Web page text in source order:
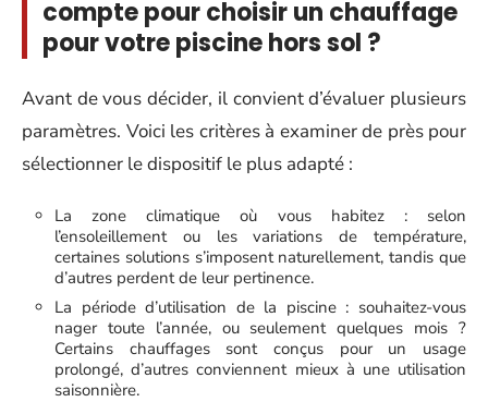
compte pour choisir un chauffage
pour votre piscine hors sol ?
Avant de vous décider, il convient d’évaluer plusieurs
paramètres. Voici les critères à examiner de près pour
sélectionner le dispositif le plus adapté :
La zone climatique où vous habitez : selon
l’ensoleillement ou les variations de température,
certaines solutions s’imposent naturellement, tandis que
d’autres perdent de leur pertinence.
La période d’utilisation de la piscine : souhaitez-vous
nager toute l’année, ou seulement quelques mois ?
Certains chauffages sont conçus pour un usage
prolongé, d’autres conviennent mieux à une utilisation
saisonnière.